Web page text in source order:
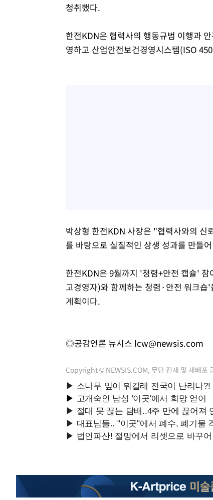
청취했다.
한전KDN은 협력사의 행동규범 이행과
영하고 산업안전보건경영시스템(ISO
박상형 한전KDN 사장은 "협력사와의 신
를 바탕으로 실질적인 상생 성과를 만들
한전KDN은 9월까지 '청렴+안전 캡슐'
고경영자)와 함께하는 청렴·안전 워크
계획이다.
◎공감언론 뉴시스 lcw@newsis.com
Copyright © NEWSIS.COM, 무단 전재 및 재배포